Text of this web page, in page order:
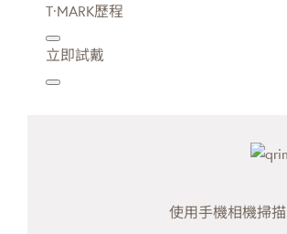
T·MARK歷程
立即試戴
使用手機相機掃